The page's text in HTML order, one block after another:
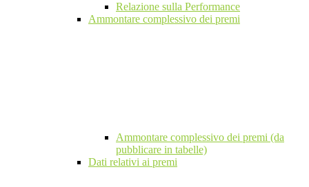
Relazione sulla Performance
Ammontare complessivo dei premi
Ammontare complessivo dei premi (da
pubblicare in tabelle)
Dati relativi ai premi